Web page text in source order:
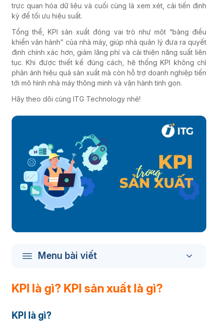
trực quan hóa dữ liệu và cuối cùng là xem xét, cải tiến định
kỳ để tối ưu hiệu suất.
Tổng thể, KPI sản xuất đóng vai trò như một “bảng điều
khiển vận hành” của nhà máy, giúp nhà quản lý đưa ra quyết
định chính xác hơn, giảm lãng phí và cải thiện năng suất liên
tục. Khi được thiết kế đúng cách, hệ thống KPI không chỉ
phản ánh hiệu quả sản xuất mà còn hỗ trợ doanh nghiệp tiến
tới mô hình nhà máy thông minh và vận hành tinh gọn.
Hãy theo dõi cùng ITG Technology nhé!
Menu bài viết
KPI là gì? KPI sản xuất là gì?
KPI là gì?